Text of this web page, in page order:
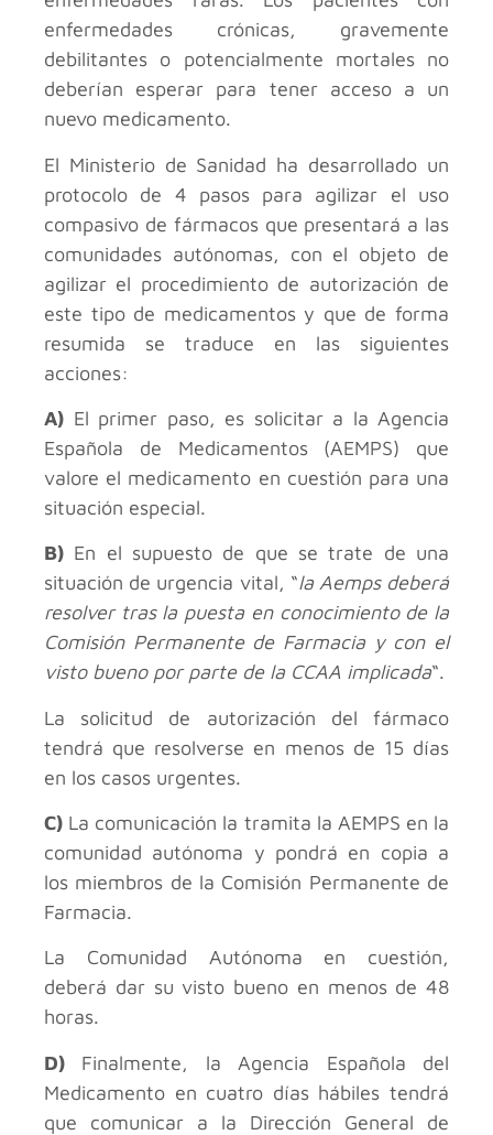
enfermedades crónicas, gravemente
debilitantes o potencialmente mortales no
deberían esperar para tener acceso a un
nuevo medicamento.
El Ministerio de Sanidad ha desarrollado un
protocolo de 4 pasos para agilizar el uso
compasivo de fármacos que presentará a las
comunidades autónomas, con el objeto de
agilizar el procedimiento de autorización de
este tipo de medicamentos y que de forma
resumida se traduce en las siguientes
acciones:
A) El primer paso, es solicitar a la Agencia
Española de Medicamentos (AEMPS) que
valore el medicamento en cuestión para una
situación especial.
B) En el supuesto de que se trate de una
situación de urgencia vital, “la Aemps deberá
resolver tras la puesta en conocimiento de la
Comisión Permanente de Farmacia y con el
visto bueno por parte de la CCAA implicada“.
La solicitud de autorización del fármaco
tendrá que resolverse en menos de 15 días
en los casos urgentes.
C) La comunicación la tramita la AEMPS en la
comunidad autónoma y pondrá en copia a
los miembros de la Comisión Permanente de
Farmacia.
La Comunidad Autónoma en cuestión,
deberá dar su visto bueno en menos de 48
horas.
D) Finalmente, la Agencia Española del
Medicamento en cuatro días hábiles tendrá
que comunicar a la Dirección General de